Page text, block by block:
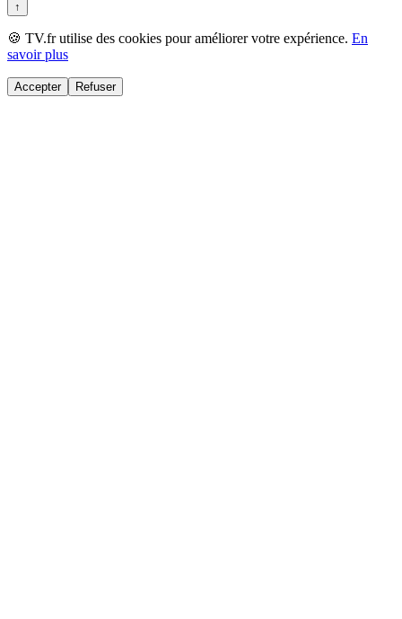
↑
🍪 TV.fr utilise des cookies pour améliorer votre expérience. En
savoir plus
Accepter Refuser